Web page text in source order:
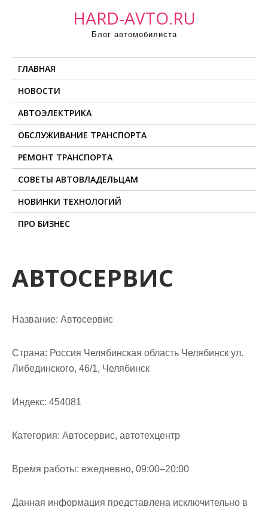
HARD-AVTO.RU
Блог автомобилиста
ГЛАВНАЯ
НОВОСТИ
АВТОЭЛЕКТРИКА
ОБСЛУЖИВАНИЕ ТРАНСПОРТА
РЕМОНТ ТРАНСПОРТА
СОВЕТЫ АВТОВЛАДЕЛЬЦАМ
НОВИНКИ ТЕХНОЛОГИЙ
ПРО БИЗНЕС
АВТОСЕРВИС
Название: Автосервис
Страна: Россия Челябинская область Челябинск ул.
Либединского, 46/1, Челябинск
Индекс: 454081
Категория: Автосервис, автотехцентр
Время работы: ежедневно, 09:00–20:00
Данная информация представлена исключительно в